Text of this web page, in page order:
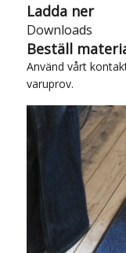
Ladda ner
Downloads
Beställ
Använd vårt
varuprov.